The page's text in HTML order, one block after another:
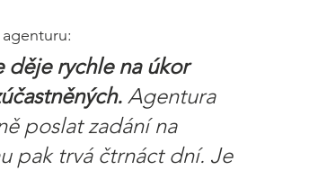
děje rychle na úkor
Agentura
poslat zadání na
pak trvá čtrnáct dní. Je